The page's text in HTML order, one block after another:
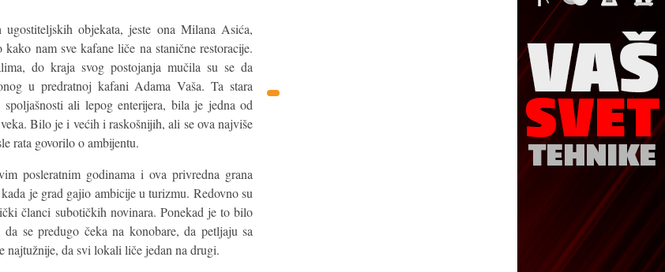
objekata, jeste ona Milana Asića,
nam sve kafane liče na stanične restoracije.
do kraja svog postojanja mučila su se da
u predratnoj kafani Adama Vaša. Ta stara
ali lepog enterijera, bila je jedna od
Bilo je i većih i raskošnijih, ali se ova najviše
rata govorilo o ambijentu.
posleratnim godinama i ova privredna grana
je grad gajio ambicije u turizmu. Redovno su
članci subotičkih novinara. Ponekad je to bilo
se predugo čeka na konobare, da petljaju sa
najtužnije, da svi lokali liče jedan na drugi.